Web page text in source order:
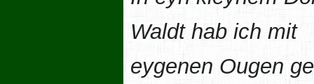
Waldt hab ich mit
eygenen Ougen